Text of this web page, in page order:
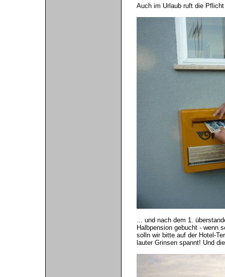
Auch im Urlaub ruft die
... und nach dem 1.
Halbpension gebucht - wenn
solln wir bitte auf der Hotel-
lauter Grinsen spannt! Und